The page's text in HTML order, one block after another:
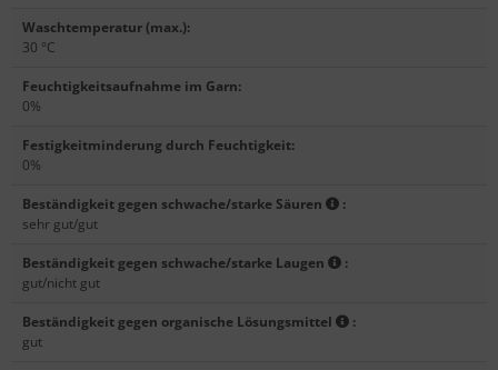
Waschtemperatur (max.):
30 °C
Feuchtigkeitsaufnahme im Garn:
0%
Festigkeitminderung durch Feuchtigkeit:
0%
Beständigkeit gegen schwache/starke Säuren
:
sehr gut/gut
Beständigkeit gegen schwache/starke Laugen
:
gut/nicht gut
Beständigkeit gegen organische Lösungsmittel
:
gut